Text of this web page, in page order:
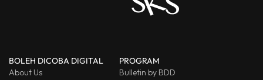
BOLEH DICOBA DIGITAL
About Us
PROGRAM
Bulletin by BDD